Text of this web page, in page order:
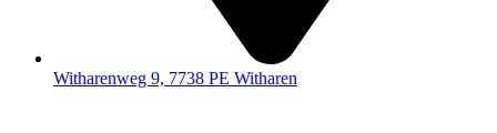
Witharenweg 9, 7738 PE Witharen